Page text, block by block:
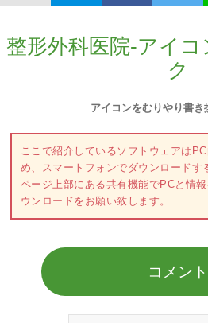
整形外科医院-アイ
ク
アイコンをむりやり書き
ここで紹介しているソフトウェアは
め、スマートフォンでダウンロードす
ページ上部にある共有機能でPCと情
ウンロードをお願い致します。
コメント